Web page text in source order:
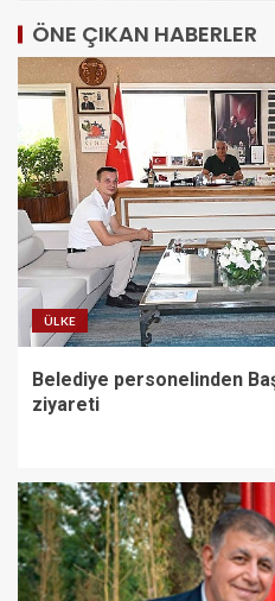
2
3
ÖNE ÇIKAN HABERLER
ÜLKE
Belediye personelinden
ziyareti